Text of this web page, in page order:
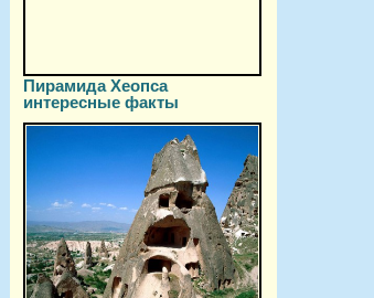
Пирамида Хеопса
интересные факты